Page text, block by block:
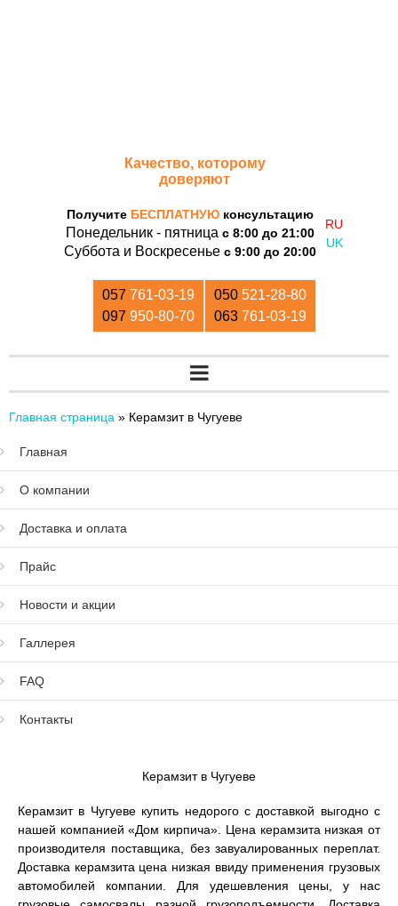
Качество, которому
доверяют
Получите БЕСПЛАТНУЮ консультацию
Понедельник - пятница с 8:00 до 21:00
Суббота и Воскресенье с 9:00 до 20:00
057 761-03-19
097 950-80-70
050 521-28-80
063 761-03-19
Главная страница » Керамзит в Чугуеве
Главная
О компании
Доставка и оплата
Прайс
Новости и акции
Галлерея
FAQ
Контакты
Керамзит в Чугуеве
Керамзит в Чугуеве купить недорого с доставкой выгодно с
нашей компанией «Дом кирпича». Цена керамзита низкая от
производителя поставщика, без завуалированных переплат.
Доставка керамзита цена низкая ввиду применения грузовых
автомобилей компании. Для удешевления цены, у нас